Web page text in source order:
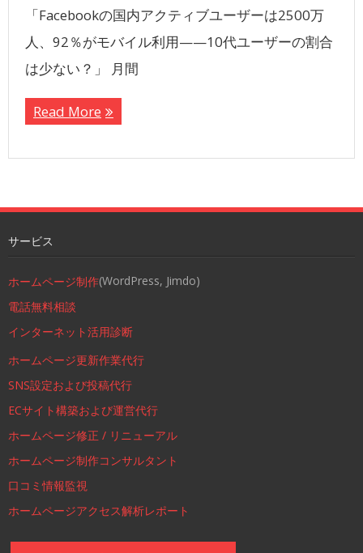
「Facebookの国内アクティブユーザーは2500万
人、92％がモバイル利用——10代ユーザーの割合
は少ない？」 月間
Read More
サービス
ホームページ制作(WordPress, Jimdo)
電話無料相談
インターネット活用診断
ホームページ更新作業代行
SNS設定および投稿代行
ECサイト構築および運営代行
ホームページ修正 / リニューアル
ホームページ制作コンサルタント
口コミ情報監視
ホームページアクセス解析レポート